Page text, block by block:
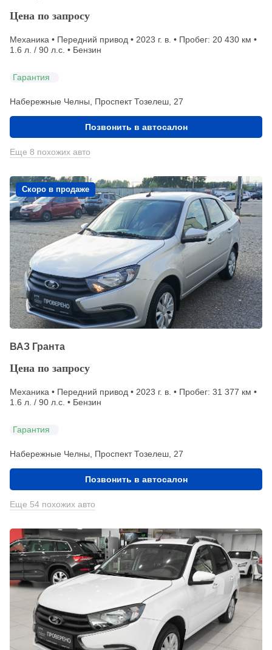
Цена по запросу
Механика • Передний привод • 2023 г. в. • Пробег: 20 430 км •
1.6 л. / 90 л.с. • Бензин
Гарантия
Набережные Челны, Проспект Тозелеш, 27
Позвонить в автосалон
Еще 8 похожих авто
Скоро в продаже
ВАЗ Гранта
Цена по запросу
Механика • Передний привод • 2023 г. в. • Пробег: 31 377 км •
1.6 л. / 90 л.с. • Бензин
Гарантия
Набережные Челны, Проспект Тозелеш, 27
Позвонить в автосалон
Еще 54 похожих авто